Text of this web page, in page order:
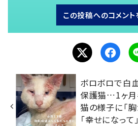
この投稿へのコメント
ボロボロで白
保護猫…1ヶ月
猫の様子に「胸
「幸せになって